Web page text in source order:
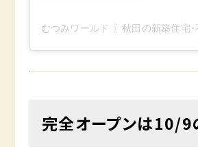
完全オープンは10/9